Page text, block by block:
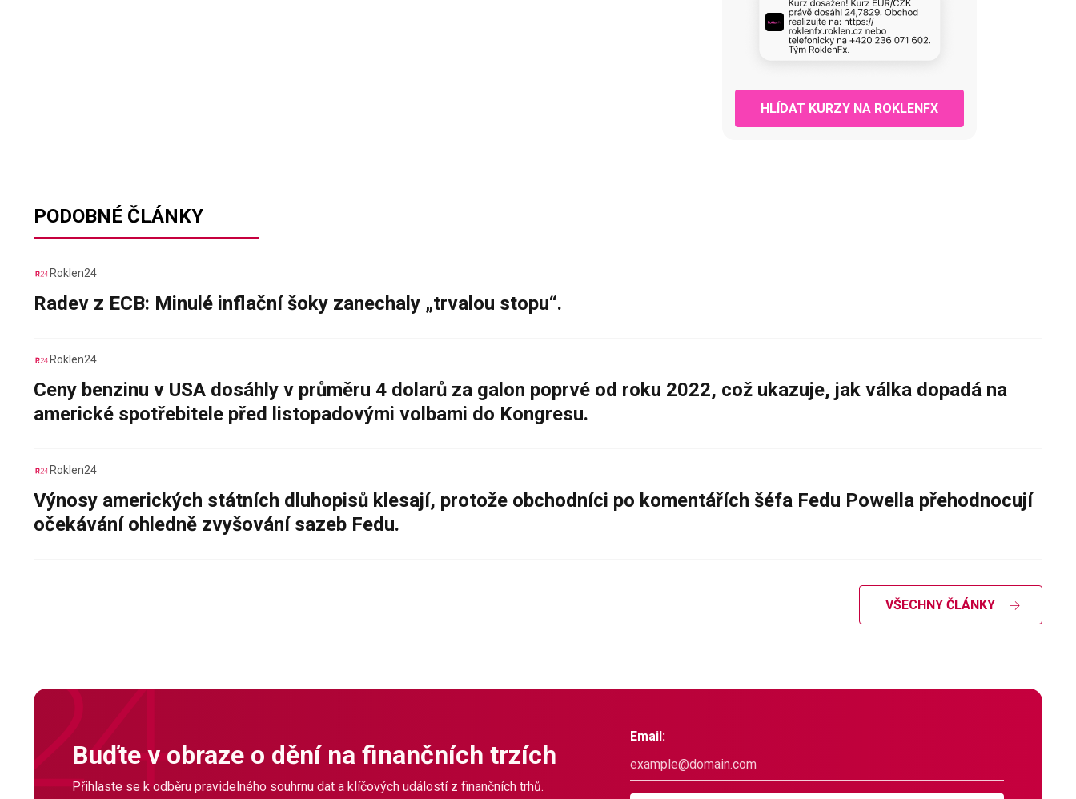
HLÍDAT KURZY NA ROKLENFX
PODOBNÉ ČLÁNKY
Roklen24
Radev z ECB: Minulé inflační šoky zanechaly „trvalou stopu“.
Roklen24
Ceny benzinu v USA dosáhly v průměru 4 dolarů za galon poprvé od roku 2022, což ukazuje, jak válka dopadá na
americké spotřebitele před listopadovými volbami do Kongresu.
Roklen24
Výnosy amerických státních dluhopisů klesají, protože obchodníci po komentářích šéfa Fedu Powella přehodnocují
očekávání ohledně zvyšování sazeb Fedu.
VŠECHNY ČLÁNKY
Buďte v obraze o dění na finančních trzích
Přihlaste se k odběru pravidelného souhrnu dat a klíčových událostí z finančních trhů.
Email: